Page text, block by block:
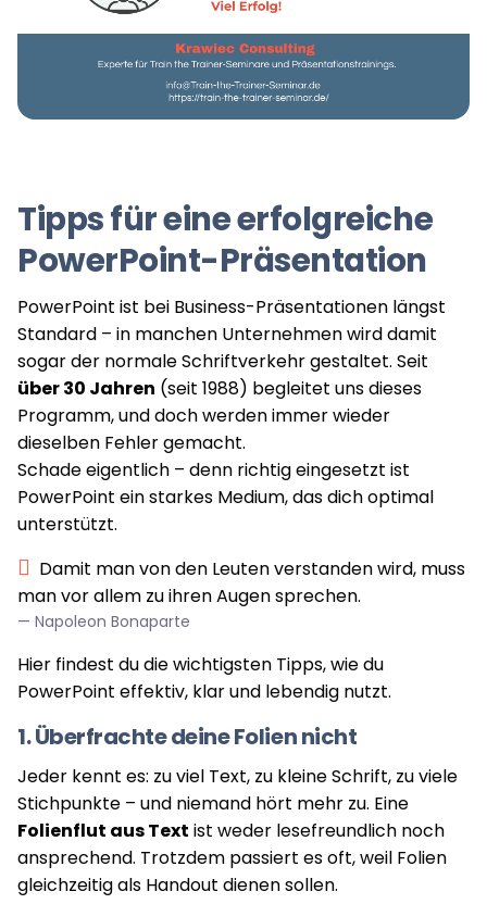
Tipps für eine erfolgreiche
PowerPoint-Präsentation
PowerPoint ist bei Business-Präsentationen längst
Standard – in manchen Unternehmen wird damit
sogar der normale Schriftverkehr gestaltet. Seit
über 30 Jahren (seit 1988) begleitet uns dieses
Programm, und doch werden immer wieder
dieselben Fehler gemacht.
Schade eigentlich – denn richtig eingesetzt ist
PowerPoint ein starkes Medium, das dich optimal
unterstützt.
Damit man von den Leuten verstanden wird, muss
man vor allem zu ihren Augen sprechen.
Napoleon Bonaparte
Hier findest du die wichtigsten Tipps, wie du
PowerPoint effektiv, klar und lebendig nutzt.
1. Überfrachte deine Folien nicht
Jeder kennt es: zu viel Text, zu kleine Schrift, zu viele
Stichpunkte – und niemand hört mehr zu. Eine
Folienflut aus Text ist weder lesefreundlich noch
ansprechend. Trotzdem passiert es oft, weil Folien
gleichzeitig als Handout dienen sollen.